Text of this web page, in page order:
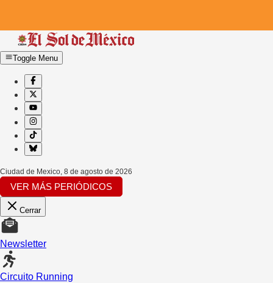
Toggle Menu
Ciudad de Mexico, 8 de agosto de 2026
VER MÁS PERIÓDICOS
Cerrar
Newsletter
Circuito Running